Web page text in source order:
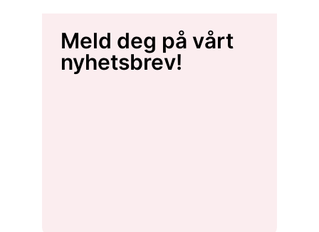
Meld deg på vårt
nyhetsbrev!